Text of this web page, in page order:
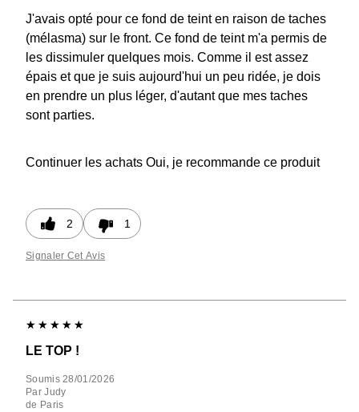
J'avais opté pour ce fond de teint en raison de taches
(mélasma) sur le front. Ce fond de teint m'a permis de
les dissimuler quelques mois. Comme il est assez
épais et que je suis aujourd'hui un peu ridée, je dois
en prendre un plus léger, d'autant que mes taches
sont parties.
Continuer les achats Oui, je recommande ce produit
2 1
Signaler Cet Avis
LE TOP !
Soumis28/01/2026
Par Judy
de Paris